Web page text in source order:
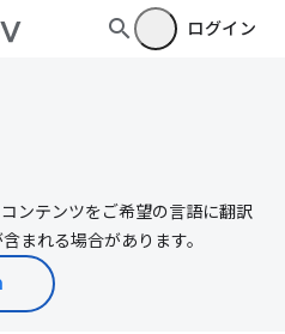
ログイン
ンテンツをご希望の言語に翻訳
まれる場合があります。